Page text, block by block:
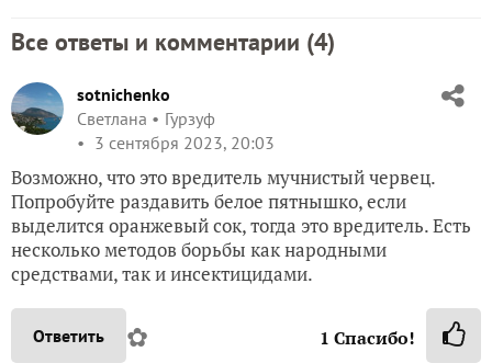
Все ответы и комментарии (4)
sotnichenko
Светлана
Гурзуф
3 сентября 2023, 20:03
Возможно, что это вредитель мучнистый червец.
Попробуйте раздавить белое пятнышко, если
выделится оранжевый сок, тогда это вредитель. Есть
несколько методов борьбы как народными
средствами, так и инсектицидами.
Ответить ✿ 1 Спасибо!